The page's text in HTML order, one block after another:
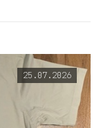
25.07.2026